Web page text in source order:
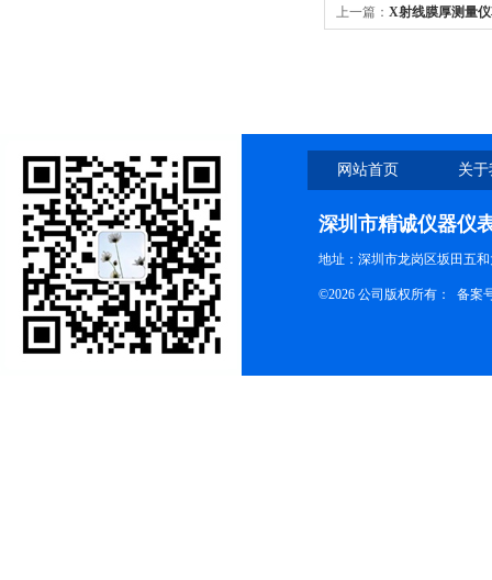
上一篇： X射线膜厚测量
网站首页 关
深圳市精诚仪器仪
地址：深圳市龙岗区坂田五
©2026 公司版权所有： 备案